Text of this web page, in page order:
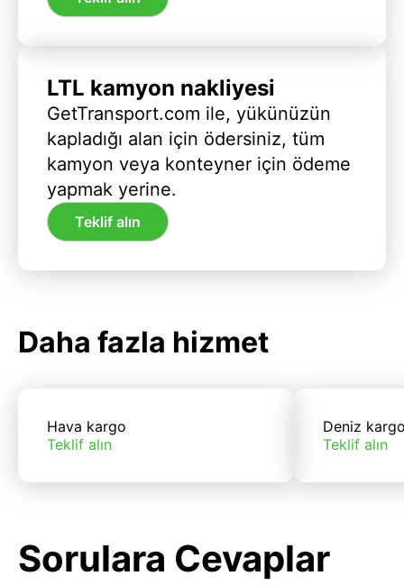
LTL kamyon nakliyesi
GetTransport.com ile, yükünüzün
kapladığı alan için ödersiniz, tüm
kamyon veya konteyner için ödeme
yapmak yerine.
Teklif alın
Daha fazla hizmet
Hava kargo
Teklif alın
Deniz
Teklif alın
Sorulara Cevaplar